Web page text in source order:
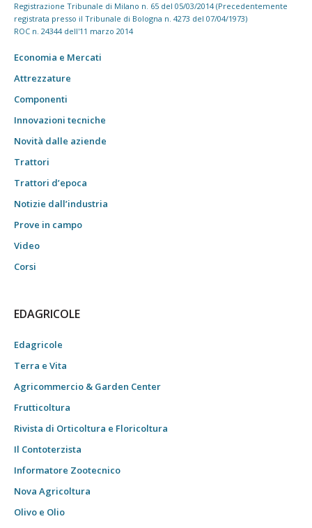
Registrazione Tribunale di Milano n. 65 del 05/03/2014 (Precedentemente
registrata presso il Tribunale di Bologna n. 4273 del 07/04/1973)
ROC n. 24344 dell'11 marzo 2014
Economia e Mercati
Attrezzature
Componenti
Innovazioni tecniche
Novità dalle aziende
Trattori
Trattori d’epoca
Notizie dall’industria
Prove in campo
Video
Corsi
EDAGRICOLE
Edagricole
Terra e Vita
Agricommercio & Garden Center
Frutticoltura
Rivista di Orticoltura e Floricoltura
Il Contoterzista
Informatore Zootecnico
Nova Agricoltura
Olivo e Olio